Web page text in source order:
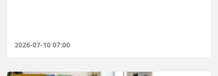
2026-07-10 07:00